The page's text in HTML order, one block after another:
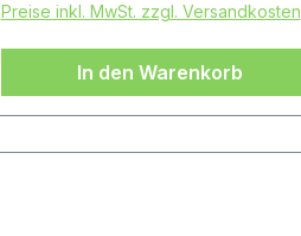
Preise inkl. MwSt. zzgl. Versandkosten
In den Warenkorb